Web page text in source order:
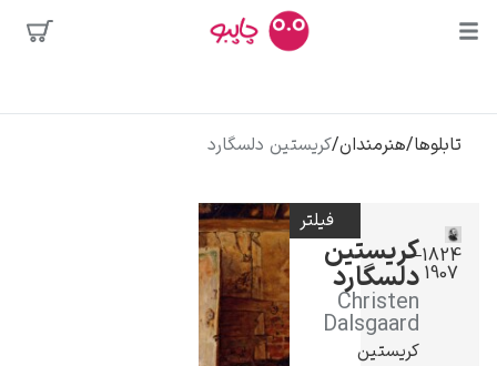
جستجوها
پیکاسو
سالوادور دالی
فریدا کالوا
محبوب‌ترین
هنرمندان
کلود مونه
تابلوها/هنرمندان/کریستین دلسگارد
1824–
1907
کریستین
دلسگارد
Christen
Dalsgaard
کریستین
فیلتر